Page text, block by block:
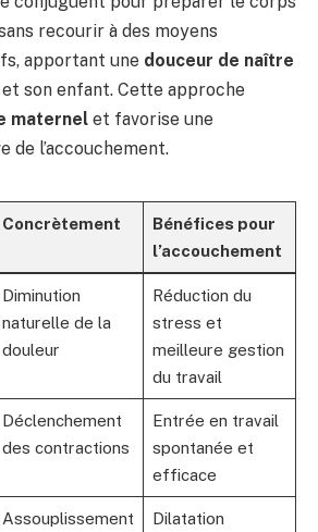
recourir à des moyens
apportant une douceur de naître
son enfant. Cette approche
maternel et favorise une
de l’accouchement.
Concrètement
Bénéfices pour
l’accouchement
Diminution
naturelle de la
douleur
Réduction du
stress et
meilleure gestion
du travail
Déclenchement
des contractions
Entrée en travail
spontanée et
efficace
Assouplissement
Dilatation